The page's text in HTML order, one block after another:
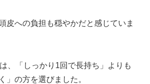
皮への負担も穏やかだと感じていま
、「しっかり1回で長持ち」よりも
」の方を選びました。